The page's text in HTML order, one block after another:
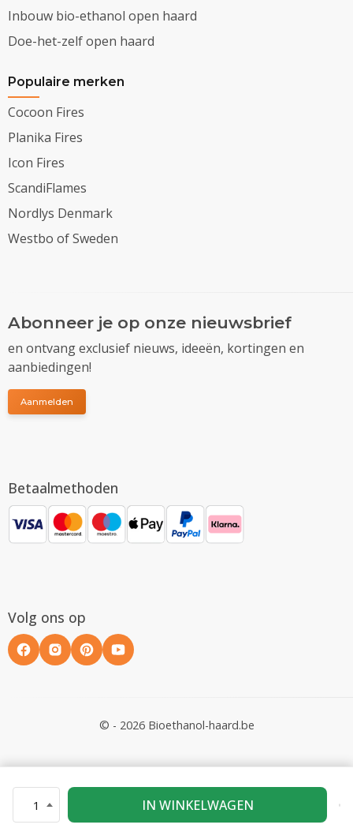
1 IN WINKELWAGEN
Inbouw bio-ethanol open haard
Doe-het-zelf open haard
Populaire merken
Cocoon Fires
Planika Fires
Icon Fires
ScandiFlames
Nordlys Denmark
Westbo of Sweden
Abonneer je op onze nieuwsbrief
en ontvang exclusief nieuws, ideeën, kortingen en
aanbiedingen!
Aanmelden
Betaalmethoden
Volg ons op
© - 2026 Bioethanol-haard.be